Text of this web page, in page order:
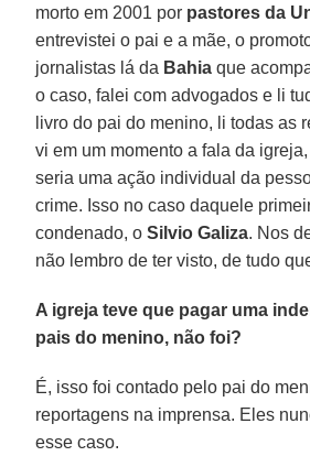
morto em 2001 por pastores da
entrevistei o pai e a mãe, o
jornalistas lá da Bahia que
o caso, falei com advogados e li
livro do pai do menino, li todas as
vi em um momento a fala da
seria uma ação individual da
crime. Isso no caso daquele
condenado, oSilvio Galiza. Nos
não lembro de ter visto, de tudo
A igreja teve que pagar uma
pais do menino, não foi?
É, isso foi contado pelo pai do
reportagens na imprensa. Eles
esse caso.